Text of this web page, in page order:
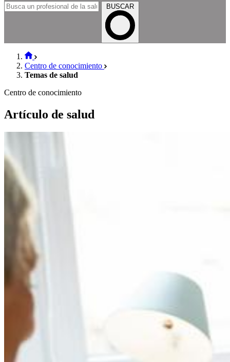
BUSCAR
Centro de conocimiento
Temas de salud
Centro de conocimiento
Artículo de salud